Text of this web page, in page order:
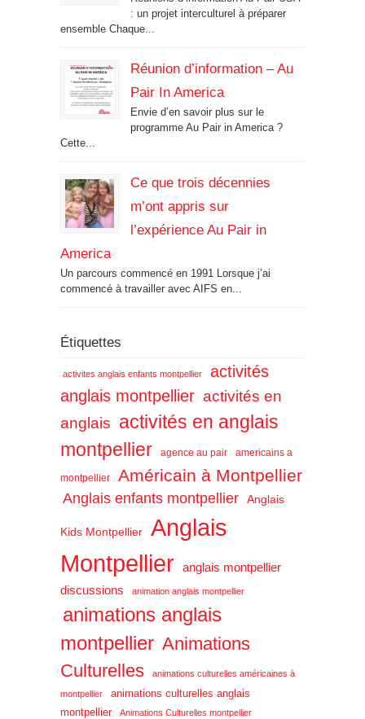
: un projet interculturel à préparer
ensemble Chaque...
Réunion d’information – Au
Pair In America
Envie d’en savoir plus sur le
programme Au Pair in America ?
Cette...
Ce que trois décennies
m’ont appris sur
l’expérience Au Pair in
America
Un parcours commencé en 1991 Lorsque j’ai
commencé à travailler avec AIFS en...
Étiquettes
activites anglais enfants montpellier
activités
anglais montpellier activités en
anglais activités en anglais
montpellier
agence au pair americains a
montpellier Américain à Montpellier
Anglais enfants montpellier Anglais
Kids Montpellier
Anglais
Montpellier
anglais montpellier
discussions
animation anglais montpellier
animations anglais
montpellier Animations
Culturelles
animations culturelles américaines à
montpellier
animations culturelles anglais
montpellier
Animations Culturelles montpellier